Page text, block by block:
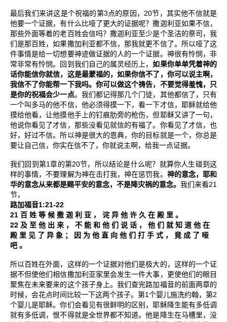
最后我们来讲这是个祝福的第3点的原因，20节，其实他不信就是
他要一个证据，有什么比哑了更大的证据呢？撒迦利亚如果不信，
那些外面等着的老百姓会信吗？撒迦利亚至少是个圣洁的祭司，我
们是那百姓，如果撒加利亚都不信，那我就更不信了。所以哑了这
件事情是给一切想要神迹做证据的人的一个证据。神很有怜悯，非
常非常有怜悯。回到我们自己的属灵经历上，如果你单单凭着神的
话你能信你就信，这是最蒙福的，如果你信不了，你可以说主啊，
我信不了你能帮一下我吗。你可以做这个祷告，不要觉得羞愧，只
是你的祝福会少一点。我们都记得那几个门徒，其他都信了，只有
一个叫多马的他不信，他必须得摸一下，看一下才信，耶稣就给他
摸给他看，让他摸他手上的钉痕肋旁的枪伤，但耶稣又讲了一句，
他说你看见了才信，那些没看见就信的有福了。你看见了才信，也
好，好过不信。所以神是很大的恩典，你的目标就是一个，你总是
要让自己信，你实在信不了，你就说主啊，给我一点证据。
我们回到第1章的第20节，所以结论是什么呢？就算你人生碰到这
样的事情，不要理解为神在击打我，神在惩罚我。 神的意念，耶和
华的意念从来都是赐平安的意念，不是降灾祸的意念。 我们来看21
节，
路加福音1:21-22
21 百 姓 等 候 撒 迦 利 亚 ， 诧 异 他 许 久 在 殿 里 。
22 及 至 他 出 来 ， 不 能 和 他 们 说 话 ， 他 们 就 知 道 他 在
殿 里 见 了 异 象 ； 因 为 他 直 向 他 们 打 手 式 ， 竟 成 了 哑
吧 。
所以百姓在外面，这样的一个证据对他们是极大的，这样的一个证
据不但使他们相信撒加利亚家里会发生一件大事，更使他们的眼目
聚焦在未来要来的这个孩子身上。我们查完路加福音的前面两章的
时候，会花点时间比较一下这两个孩子。第1 个婴儿施洗约翰，第2
个婴儿是耶稣。你们会看见有很鲜明的区别，耶稣降生能有多低调
就有多低调，恨不得就是全世界都不知道。他是降生在马槽里，没